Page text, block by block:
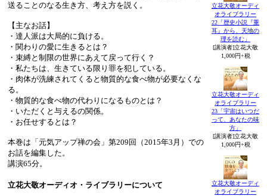
送ることのなる生き方、考え方を説く。
【主なお話】
・達人派は大局的に負ける。
・関わりの愛に生きるとは？
・束縛と制限の世界にあえて戻って行く？
・私たちは、生きている限り罪を犯している。
・肉体が洗練されてくると物質的な食べ物が必要なくな
る。
・物質的な食べ物の代わりになるものとは？
・いただくと与えるの関係。
・お任せするとは？
本巻は「元気アップ禅の会」第209回（2015年3月）での
お話を編集した。
講演65分。
立花大敬オーディオ・ライブラリーについて
立花大敬オーディ
オライブラリー
22「歴史小説『重
耳』から、天地の
理を読む」
[講演者]立花大敬
1,000円+税
立花大敬オーディ
オライブラリー
23「宇宙はいつだ
って、あなたの味
方」
[講演者]立花大敬
1,000円+税
立花大敬オーディ
オライブラリー